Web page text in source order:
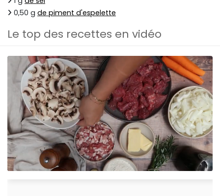
0,50 g de piment d'espelette
Le top des recettes en vidéo